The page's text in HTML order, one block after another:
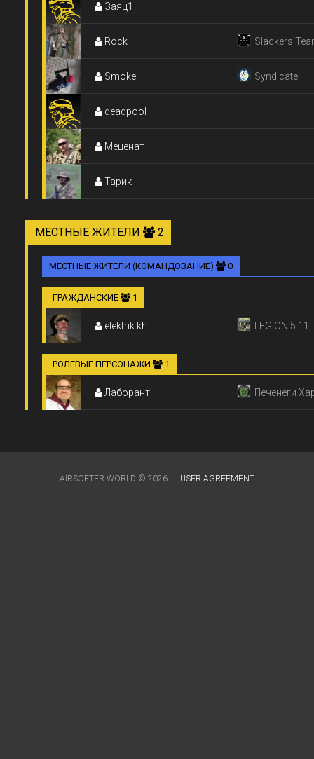
Заяц1
Rock Slackers
Smoke Syndicate
deadpool
Меценат
Тарик
МЕСТНЫЕ ЖИТЕЛИ 2
МЕСТНЫЕ ЖИТЕЛИ (КОМАНДОВАНИЕ) 0
ГРАЖДАНСКИЕ 1
elektrik.kh LEGION 5.11
РОЛЕВЫЕ ПЕРСОНАЖИ 1
Лаборант Печенеги
AIRSOFTER.WORLD © 2026 USER AGREEMENT